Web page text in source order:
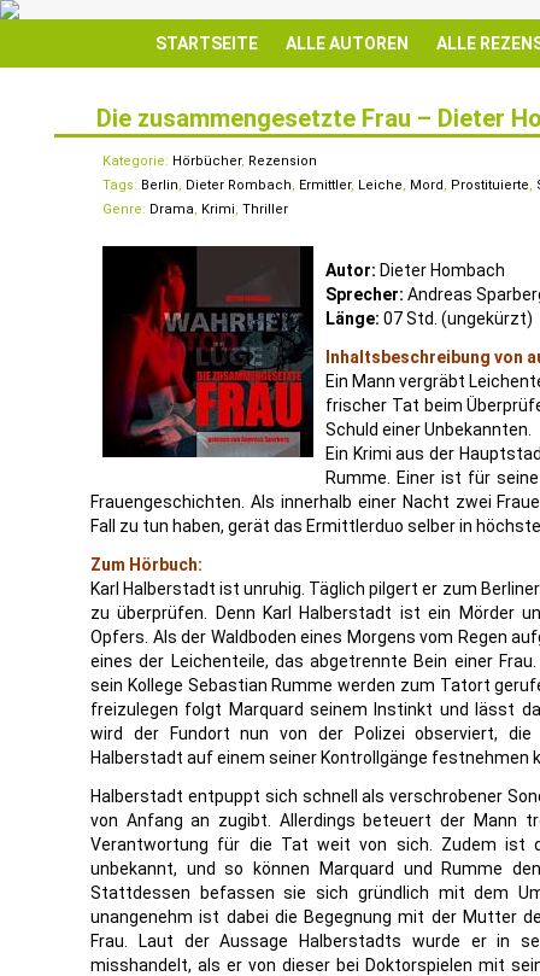
STARTSEITE ALLE AUTOREN ALLE
Die zusammengesetzte Frau – Dieter
Kategorie: Hörbücher, Rezension
Tags: Berlin, Dieter Rombach, Ermittler, Leiche, Mord, Prostituierte,
Genre: Drama, Krimi, Thriller
Autor: Dieter Hombach
Sprecher: Andreas
Länge: 07 Std. (ungekürzt)
Inhaltsbeschreibung von
Ein Mann vergräbt
frischer Tat beim
Schuld einer Unbekannten.
Ein Krimi aus der
Rumme. Einer ist für
Frauengeschichten. Als innerhalb einer Nacht zwei
Fall zu tun haben, gerät das Ermittlerduo selber in
Zum Hörbuch:
Karl Halberstadt ist unruhig. Täglich pilgert er zum
zu überprüfen. Denn Karl Halberstadt ist ein Mörder
Opfers. Als der Waldboden eines Morgens vom Regen
eines der Leichenteile, das abgetrennte Bein einer
sein Kollege Sebastian Rumme werden zum Tatort
freizulegen folgt Marquard seinem Instinkt und lässt
wird der Fundort nun von der Polizei observiert,
Halberstadt auf einem seiner Kontrollgänge festnehmen
Halberstadt entpuppt sich schnell als verschrobener
von Anfang an zugibt. Allerdings beteuert der Mann
Verantwortung für die Tat weit von sich. Zudem ist
unbekannt, und so können Marquard und Rumme
Stattdessen befassen sie sich gründlich mit dem
unangenehm ist dabei die Begegnung mit der Mutter
Frau. Laut der Aussage Halberstadts wurde er in
misshandelt, als er von dieser bei Doktorspielen mit